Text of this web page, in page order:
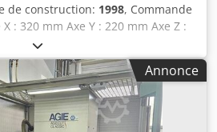
de construction: 1998, Commande
: 320 mm Axe Y : 220 mm Axe Z :
Dsdpfx Abjzrh N Us Eskr Axe V :
rapide (X) : 900 mm/min
rapide (Y) : 900 mm/min Vitesse de
: 450 mm/min Vitesse de
: 450 mm/min Vitesse de
: 450 mm/min Poids maximal de la
Annonce